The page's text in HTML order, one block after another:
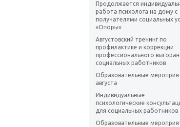
Продолжается
работа психолога на дому с
получателями социальных
«Опоры»
Августовский тренинг по
профилактике и коррекции
профессионального
социальных работников
Образовательные
августа
Индивидуальные
психологические
для социальных работников
Образовательные